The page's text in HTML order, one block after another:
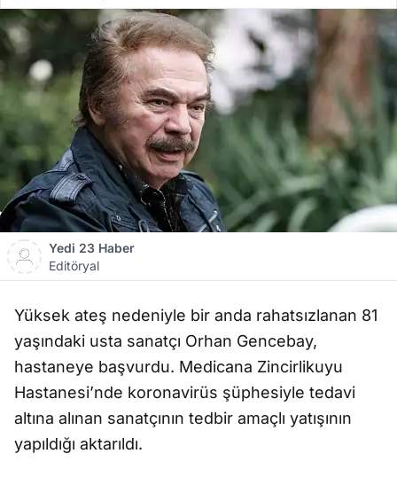
Yedi 23 Haber
Editöryal
Yüksek ateş nedeniyle bir anda rahatsızlanan 81
yaşındaki usta sanatçı Orhan Gencebay,
hastaneye başvurdu. Medicana Zincirlikuyu
Hastanesi’nde koronavirüs şüphesiyle tedavi
altına alınan sanatçının tedbir amaçlı yatışının
yapıldığı aktarıldı.